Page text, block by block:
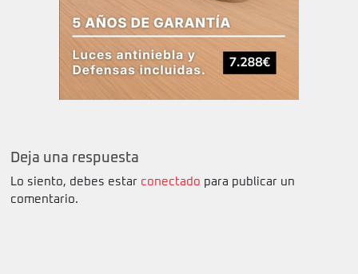
Deja una respuesta
Lo siento, debes estar conectado para publicar un
comentario.